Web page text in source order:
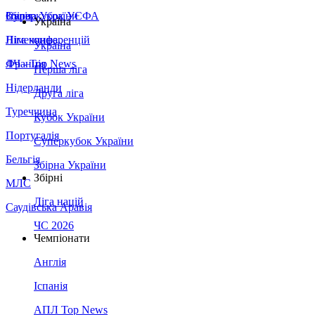
Збірна України
Італія
Німеччина
Франція
Нідерланди
Туреччина
Португалія
Бельгія
МЛС
Саудівська Аравія
Суперкубок УЄФА
Ліга конференцій
ЛЧ - Top News
Україна
Україна
Перша ліга
Друга ліга
Кубок України
Суперкубок України
Збірна України
Збірні
Ліга націй
ЧС 2026
Чемпіонати
Англія
Іспанія
АПЛ Top News